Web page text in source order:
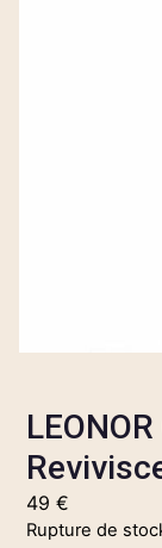
49€
Rupture de